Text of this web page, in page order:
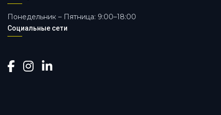
Понедельник – Пятница: 9:00–18:00
Социальные сети